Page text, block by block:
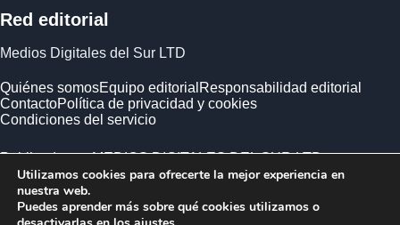
Red editorial
Medios Digitales del Sur LTD
Quiénes somosEquipo editorial Responsabilidad editorial
ContactoPolítica de privacidad y cookies
Condiciones del servicio
Publicado por MEDIOS DIGITALES DEL SUR LTD ·
Empresa registrada en Inglaterra y Gales.
Utilizamos cookies para ofrecerte la mejor experiencia en
nuestra web.
Puedes aprender más sobre qué cookies utilizamos o